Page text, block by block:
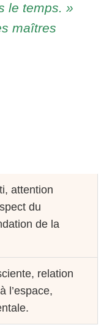
le temps. »
maîtres
attention
du
de la
relation
l’espace,